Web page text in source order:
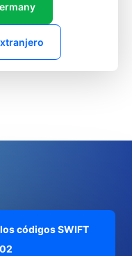
códigos SWIFT